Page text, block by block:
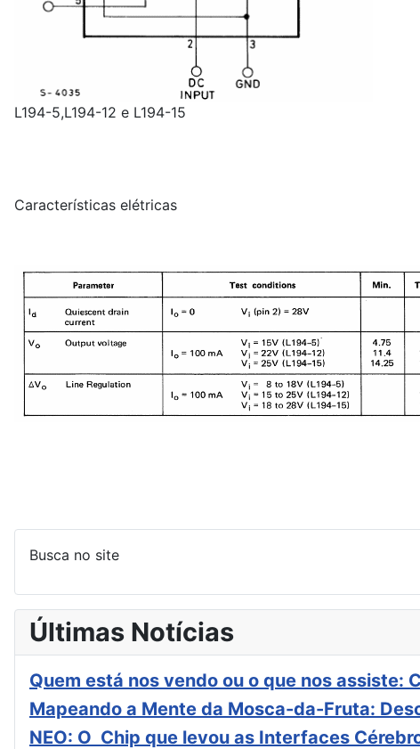
L194-5,L194-12 e L194-15
Características elétricas
Busca no site
Últimas Notícias
Quem está nos vendo ou o que nos assiste:
Mapeando a Mente da Mosca-da-Fruta:
NEO: O Chip que levou as Interfaces